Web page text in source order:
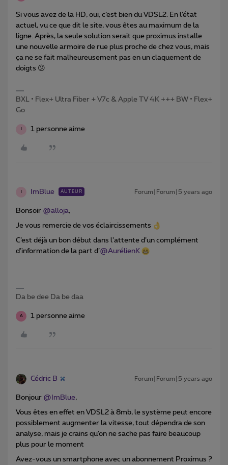
Si vous avez de la HD, oui, c’est bien du VDSL2. En l’état
actuel, vu ce que dit le site, vous êtes au maximum de la
ligne. Après, la seule solution serait que proximus installe
une nouvelle armoire de rue plus proche de chez vous, mais
ça ne se fait malheureusement pas en un claquement de
doigts 😕
BXL • Flex+ Ultra Fiber + V7c & Apple TV 4K +++ BW • Flex+
Go
1 personne aime
ImBlue AUTEUR Forum|Forum|5 years ago
Bonsoir @alloja,
Je vous remercie de vos éclaircissements
C’est déjà un bon début dans l’attente d’un complément
d’information de la part d’@AurélienK
Da be dee Da be daa
A 1 personne aime
Cédric B Forum|Forum|5 years ago
Bonjour @ImBlue,
Vous êtes en effet en VDSL2 à 8mb, le système peut encore
possiblement augmenter la vitesse, tout dépendra de son
analyse, mais je crains qu’on ne sache pas faire beaucoup
plus pour le moment
Avez-vous un smartphone avec un abonnement Proximus ?